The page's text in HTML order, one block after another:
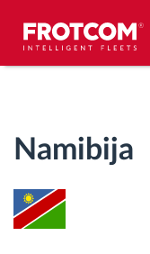
Analiza
Praćenje
Namibija